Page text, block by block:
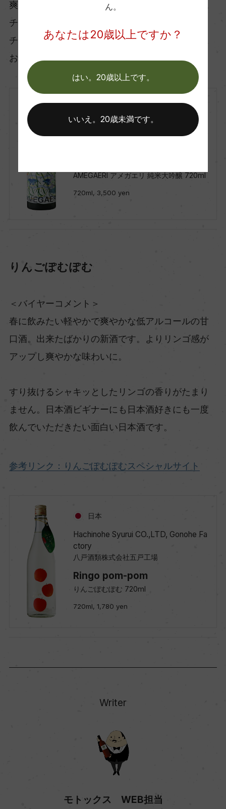
爽やかさを保ちつつ飲みごたえもあり。クリーム
チーズやハーブを使った軽めのおつまみやフェタ
チーズがおすすめ。春は爽やかなお料理と一緒に
お愉しみ下さい。
AMEGAERI アメガエリ 純米大吟醸 720ml
720ml, 3,500 yen
りんごぽむぽむ
＜バイヤーコメント＞
春に飲みたい軽やかで爽やかな低アルコールの甘
口酒。出来たばかりの新酒です。よりリンゴ感が
アップし爽やかな味わいに。
すり抜けるシャキッとしたリンゴの香りがたまり
ません。日本酒ビギナーにも日本酒好きにも一度
飲んでいただきたい面白い日本酒です。
参考リンク：りんごぽむぽむスペシャルサイト
日本
Hachinohe Syurui CO.,LTD, Gonohe Fa
ctory
八戸酒類株式会社五戸工場
Ringo pom-pom
りんごぽむぽむ 720ml
720ml, 1,780 yen
Writer
モトックス WEB担当
ん。
あなたは20歳以上ですか？
はい。20歳以上です。
いいえ。20歳未満です。